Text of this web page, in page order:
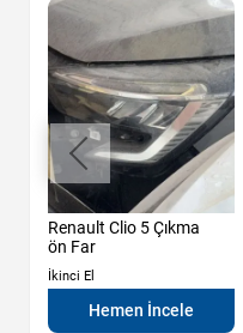
Renault Clio 5 Çıkma
ön Far
İkinci El
Hemen İncele